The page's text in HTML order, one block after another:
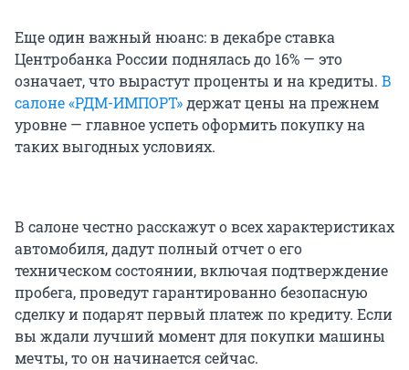
Еще один важный нюанс: в декабре ставка
Центробанка России поднялась до 16% — это
означает, что вырастут проценты и на кредиты. В
салоне «РДМ-ИМПОРТ»держат цены на прежнем
уровне — главное успеть оформить покупку на
таких выгодных условиях.
В салоне честно расскажут о всех характеристиках
автомобиля, дадут полный отчет о его
техническом состоянии, включая подтверждение
пробега, проведут гарантированно безопасную
сделку и подарят первый платеж по кредиту. Если
вы ждали лучший момент для покупки машины
мечты, то он начинается сейчас.